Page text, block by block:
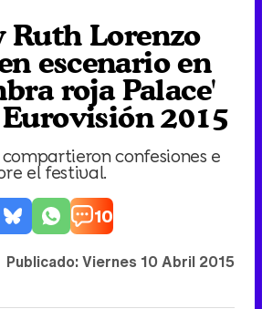
Ruth Lorenzo
escenario en
roja Palace'
2015
confesiones e
el festival.
10
Publicado:Viernes 10 Abril 2015